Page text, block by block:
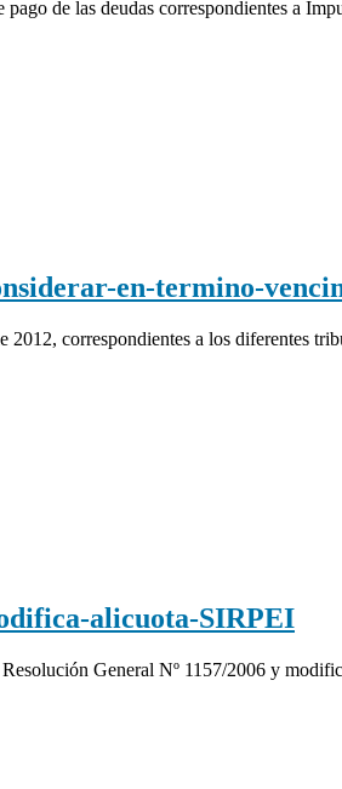
de las deudas correspondientes a
en-termino-
correspondientes a los diferentes
alicuota-SIRPEI
General Nº 1157/2006 y